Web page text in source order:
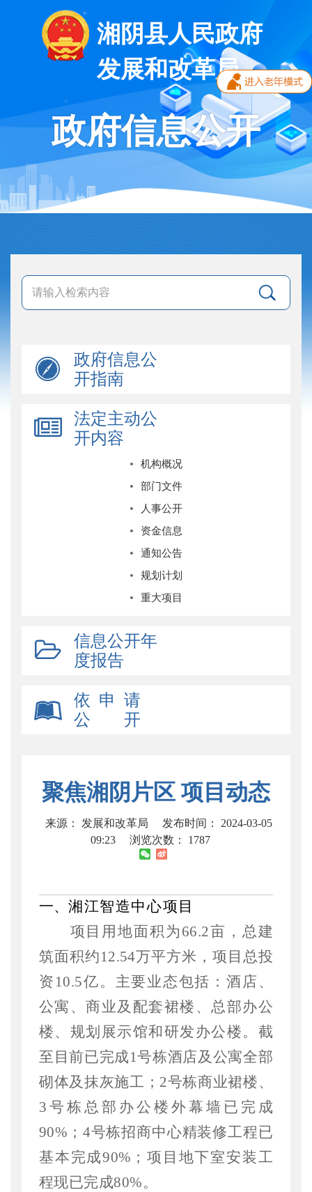
湘阴县人民政府
发展和改革局
政府信息公开
政府信息公
开指南
法定主动公
开内容
机构概况
部门文件
人事公开
资金信息
通知公告
规划计划
重大项目
信息公开年
度报告
依 申 请
公 开
聚焦湘阴片区 项目动态
来源： 发展和改革局
发布时间： 2024-03-05
09:23
浏览次数： 1787
一、 湘江智造中心项目
项目用地面积为 66.2亩，总建
筑面积约12.54万平方米，项目总投
资10.5亿。主要业态包括：酒店、
公寓、商业及配套裙楼、总部办公
楼、规划展示馆和研发办公楼。 截
至目前已完成1号栋酒店及公寓全部
砌体及抹灰施工；2号栋商业裙楼、
3号栋总部办公楼外幕墙已完成
90%；4号栋招商中心精装修工程已
基本完成90%；项目地下室安装工
程现已完成80%。